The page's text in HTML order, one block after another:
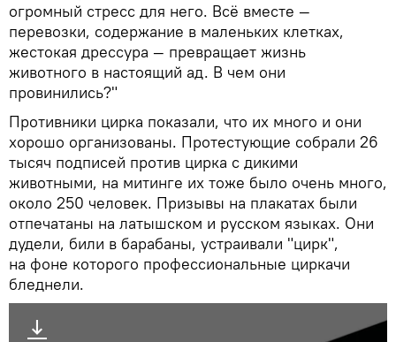
огромный стресс для него. Всё вместе —
перевозки, содержание в маленьких клетках,
жестокая дрессура — превращает жизнь
животного в настоящий ад. В чем они
провинились?"
Противники цирка показали, что их много и они
хорошо организованы. Протестующие собрали 26
тысяч подписей против цирка с дикими
животными, на митинге их тоже было очень много,
около 250 человек. Призывы на плакатах были
отпечатаны на латышском и русском языках. Они
дудели, били в барабаны, устраивали "цирк",
на фоне которого профессиональные циркачи
бледнели.